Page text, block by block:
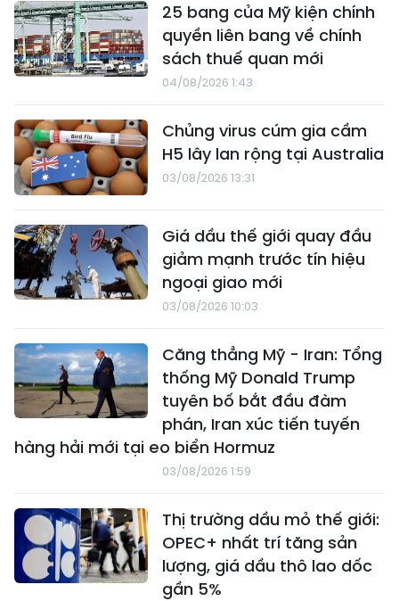
25 bang của Mỹ kiện chính
quyền liên bang về chính
sách thuế quan mới
04/08/2026 1:43
Chủng virus cúm gia cầm
H5 lây lan rộng tại Australia
03/08/2026 13:31
Giá dầu thế giới quay đầu
giảm mạnh trước tín hiệu
ngoại giao mới
03/08/2026 10:03
Căng thẳng Mỹ - Iran: Tổng
thống Mỹ Donald Trump
tuyên bố bắt đầu đàm
phán, Iran xúc tiến tuyến
hàng hải mới tại eo biển Hormuz
03/08/2026 1:59
Thị trường dầu mỏ thế giới:
OPEC+ nhất trí tăng sản
lượng, giá dầu thô lao dốc
gần 5%